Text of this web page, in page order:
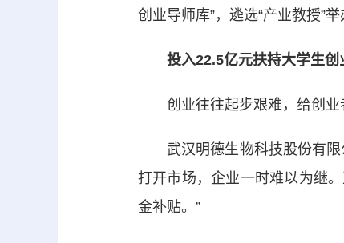
创业导师库”，遴选“产业教授”
投入22.5亿元扶持大学生创
创业往往起步艰难，给创业者
武汉明德生物科技股份有限
打开市场，企业一时难以为继
金补贴。”